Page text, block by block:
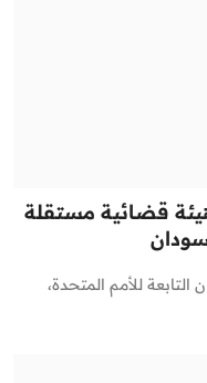
قضائية مستقلة
للأمم المتحدة،